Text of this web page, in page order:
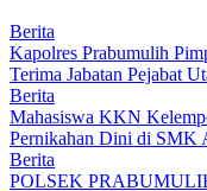
Berita
Kapolres Prabumulih
Terima Jabatan Pejabat
Berita
Mahasiswa KKN
Pernikahan Dini di SMK
Berita
POLSEK